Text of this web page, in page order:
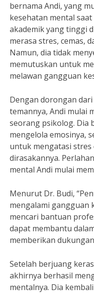
bernama Andi, yang
kesehatan mental
akademik yang tinggi
merasa stres, cemas,
Namun, dia tidak
memutuskan untuk
melawan gangguan
Dengan dorongan
temannya, Andi mulai
seorang psikolog. Dia
mengelola emosinya,
untuk mengatasi stres
dirasakannya.
mental Andi mulai
Menurut Dr. Budi,
mengalami gangguan
mencari bantuan
dapat membantu
memberikan
Setelah berjuang
akhirnya berhasil
mentalnya. Dia